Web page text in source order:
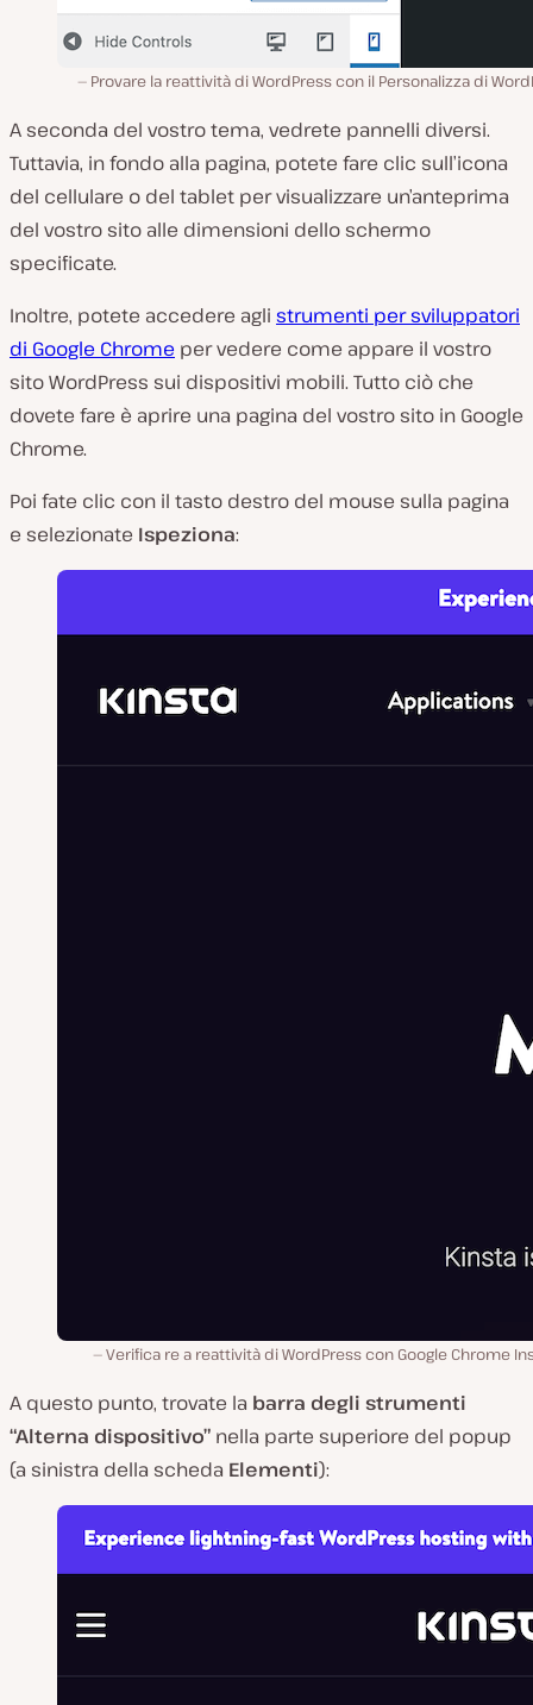
Provare la reattività di WordPress con il Personalizza di
A seconda del vostro tema, vedrete pannelli diversi.
Tuttavia, in fondo alla pagina, potete fare clic sull’icona
del cellulare o del tablet per visualizzare un’anteprima
del vostro sito alle dimensioni dello schermo
specificate.
Inoltre, potete accedere agli strumenti per sviluppatori
di Google Chrome per vedere come appare il vostro
sito WordPress sui dispositivi mobili. Tutto ciò che
dovete fare è aprire una pagina del vostro sito in Google
Chrome.
Poi fate clic con il tasto destro del mouse sulla pagina
e selezionate Ispeziona:
Verifica re a reattività di WordPress con Google Chrome
A questo punto, trovate la barra degli strumenti
“Alterna dispositivo” nella parte superiore del popup
(a sinistra della scheda Elementi):